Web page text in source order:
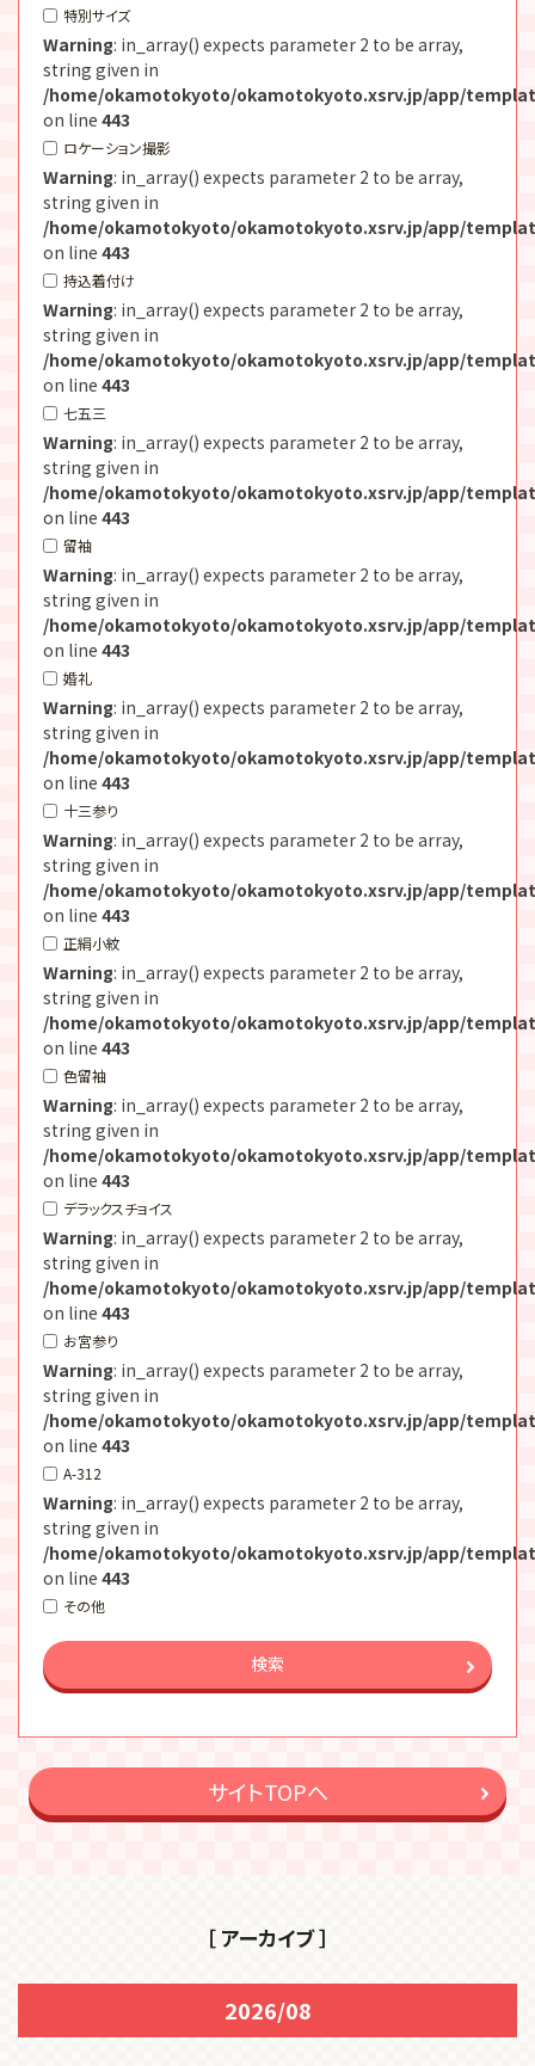
特別サイズ
Warning: in_array() expects parameter 2 to be array,
string given in
/home/okamotokyoto/okamotokyoto.xsrv.jp/app/
on line 443
ロケーション撮影
Warning: in_array() expects parameter 2 to be array,
string given in
/home/okamotokyoto/okamotokyoto.xsrv.jp/app/
on line 443
持込着付け
Warning: in_array() expects parameter 2 to be array,
string given in
/home/okamotokyoto/okamotokyoto.xsrv.jp/app/
on line 443
七五三
Warning: in_array() expects parameter 2 to be array,
string given in
/home/okamotokyoto/okamotokyoto.xsrv.jp/app/
on line 443
留袖
Warning: in_array() expects parameter 2 to be array,
string given in
/home/okamotokyoto/okamotokyoto.xsrv.jp/app/
on line 443
婚礼
Warning: in_array() expects parameter 2 to be array,
string given in
/home/okamotokyoto/okamotokyoto.xsrv.jp/app/
on line 443
十三参り
Warning: in_array() expects parameter 2 to be array,
string given in
/home/okamotokyoto/okamotokyoto.xsrv.jp/app/
on line 443
正絹小紋
Warning: in_array() expects parameter 2 to be array,
string given in
/home/okamotokyoto/okamotokyoto.xsrv.jp/app/
on line 443
色留袖
Warning: in_array() expects parameter 2 to be array,
string given in
/home/okamotokyoto/okamotokyoto.xsrv.jp/app/
on line 443
デラックスチョイス
Warning: in_array() expects parameter 2 to be array,
string given in
/home/okamotokyoto/okamotokyoto.xsrv.jp/app/
on line 443
お宮参り
Warning: in_array() expects parameter 2 to be array,
string given in
/home/okamotokyoto/okamotokyoto.xsrv.jp/app/
on line 443
A-312
Warning: in_array() expects parameter 2 to be array,
string given in
/home/okamotokyoto/okamotokyoto.xsrv.jp/app/
on line 443
その他
検索
サイトTOPへ
［ アーカイブ ］
2026/08